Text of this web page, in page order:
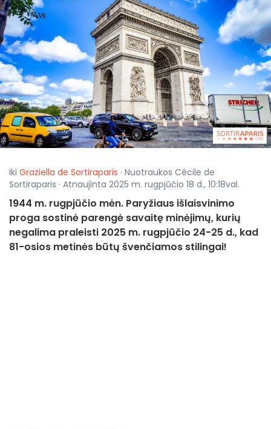
Iki Graziella de Sortiraparis · Nuotraukos Cécile de
Sortiraparis · Atnaujinta 2025 m. rugpjūčio 18 d., 10:18val.
1944 m. rugpjūčio mėn. Paryžiaus išlaisvinimo
proga sostinė parengė savaitę minėjimų, kurių
negalima praleisti 2025 m. rugpjūčio 24-25 d., kad
81-osios metinės būtų švenčiamos stilingai!